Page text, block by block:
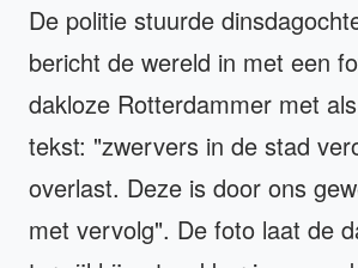
De politie stuurde
bericht de wereld in met een
dakloze Rotterdammer met
tekst: "zwervers in de stad
overlast. Deze is door ons
met vervolg". De foto laat de